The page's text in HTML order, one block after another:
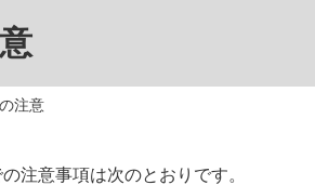
注意
注意事項は次のとおりです。